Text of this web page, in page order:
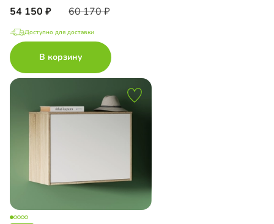
54 150 60 170
Доступно для доставки
В корзину